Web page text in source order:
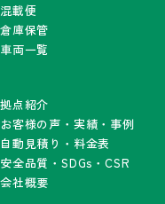
混載便
倉庫保管
車両一覧
拠点紹介
お客様の声・実績・事例
自動見積り・料金表
安全品質・SDGs・CSR
会社概要